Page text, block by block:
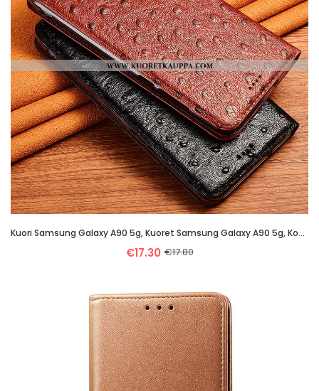
Kuori Samsung Galaxy A90 5g, Kuoret Samsung Galaxy A90 5g, Kotelo Samsung Galaxy A90 5g Aito Nahka K
€17.30 €17.80